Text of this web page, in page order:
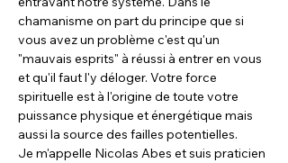
chamanisme on part du principe que si
vous avez un problème c'est qu'un
"mauvais esprits" à réussi à entrer en vous
et qu'il faut l'y déloger. Votre force
spirituelle est à l'origine de toute votre
puissance physique et énergétique mais
aussi la source des failles potentielles.
Je m'appelle Nicolas Abes et suis praticien